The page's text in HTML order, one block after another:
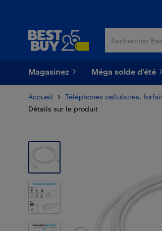
Magasinez Méga solde d'été
Accueil Téléphones cellulaires,
Détails sur le produit